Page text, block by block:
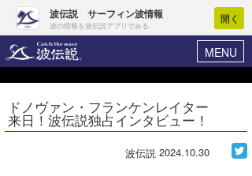
波伝説 サーフィン波情報
波の情報を波伝説アプリでみる
開く
MENU
ヘルプ マイホーム
ログイン
ドノヴァン・フランケンレイター
来日！波伝説独占インタビュー！
波伝説 2024.10.30
Core Surf Japan